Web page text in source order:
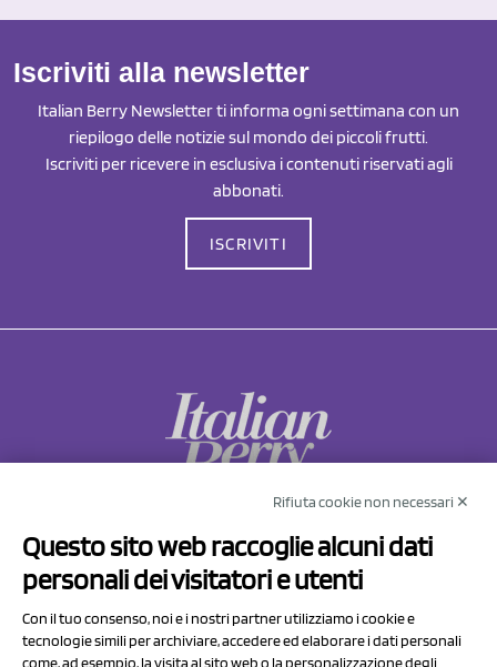
Iscriviti alla newsletter
Italian Berry Newsletter ti informa ogni settimana con un
riepilogo delle notizie sul mondo dei piccoli frutti.
Iscriviti per ricevere in esclusiva i contenuti riservati agli
abbonati.
ISCRIVITI
Via Prov.le Sassuolo Vignola 315/1
41057 Spilamberto (MO)
Rifiuta cookie non necessari ✕
Questo sito web raccoglie alcuni dati
personali dei visitatori e utenti
Con il tuo consenso, noi e i nostri partner utilizziamo i cookie e
tecnologie simili per archiviare, accedere ed elaborare i dati personali
come, ad esempio, la visita al sito web o la personalizzazione degli